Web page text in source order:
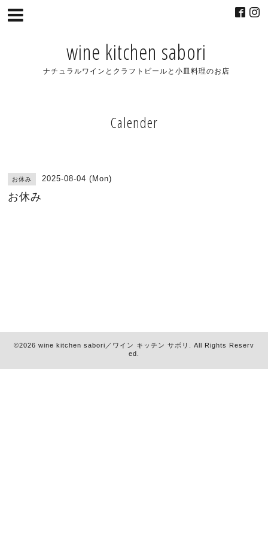
wine kitchen sabori
ナチュラルワインとクラフトビールと小皿料理のお店
Calender
お休み 2025-08-04 (Mon)
お休み
©2026 wine kitchen sabori／ワイン キッチン サボリ
. All Rights Reserv
ed.